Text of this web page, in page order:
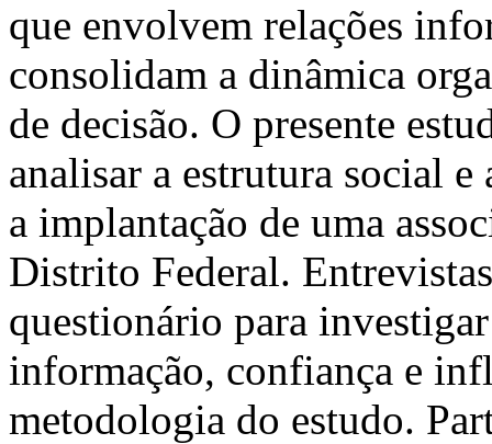
que envolvem relações
consolidam a dinâmica
de decisão. O presente
analisar a estrutura social
a implantação de uma
Distrito Federal.
questionário para
informação, confiança e
metodologia do estudo.